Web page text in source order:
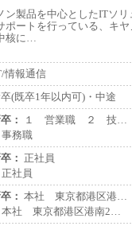
ン製品を中心としたITソ
ポートを行っている、キ
核に…
情報通信
(既卒1年以内可)・中途
：
１ 営業職 ２ 技…
事務職
： 正社員
正社員
： 本社 東京都港区港…
本社 東京都港区港南2…